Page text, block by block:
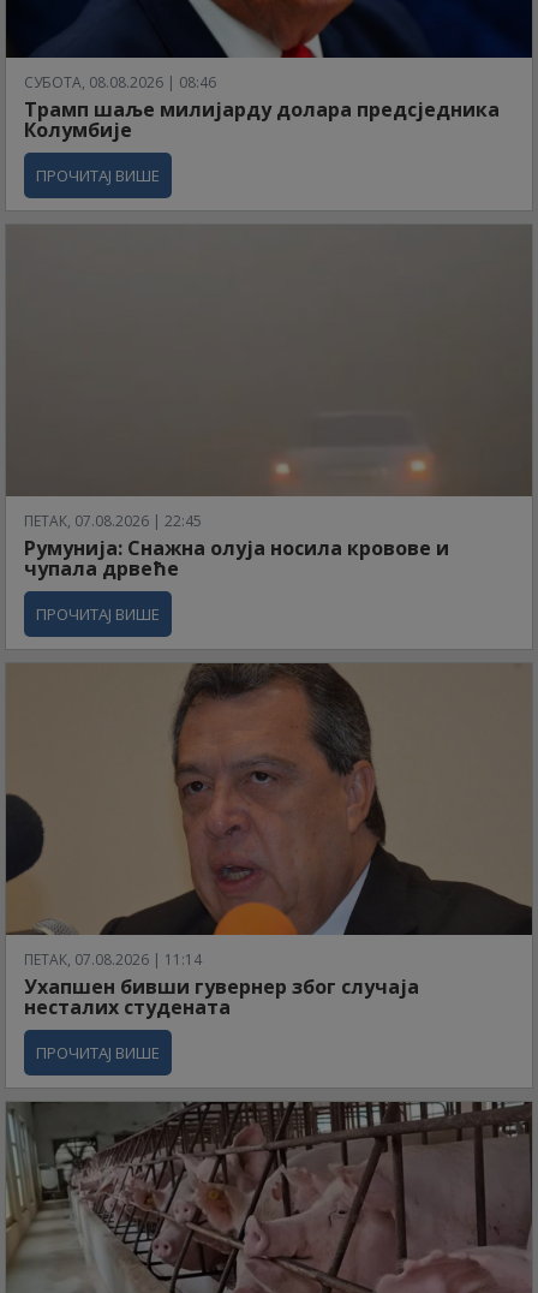
СУБОТА, 08.08.2026 | 08:46
Трамп шаље милијарду долара предсједника
Колумбије
ПРОЧИТАЈ ВИШЕ
ПЕТАК, 07.08.2026 | 22:45
Румунија: Снажна олуја носила кровове и
чупала дрвеће
ПРОЧИТАЈ ВИШЕ
ПЕТАК, 07.08.2026 | 11:14
Ухапшен бивши гувернер због случаја
несталих студената
ПРОЧИТАЈ ВИШЕ